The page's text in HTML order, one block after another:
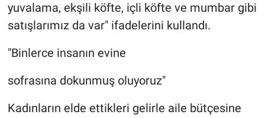
yuvalama, ekşili köfte, içli köfte ve mumbar gibi
satışlarımız da var" ifadelerini kullandı.
"Binlerce insanın evine
sofrasına dokunmuş oluyoruz"
Kadınların elde ettikleri gelirle aile bütçesine